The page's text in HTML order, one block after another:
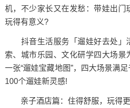
机，不少家长又在发愁：带娃出门
玩得有意义?
抖音生活服务「遛娃好去处」
索、城市乐园、文化研学四大场景
一张“遛娃宝藏地图”，四大场景满
100个遛娃新灵感!
亲子酒店篇：住得舒服，玩得